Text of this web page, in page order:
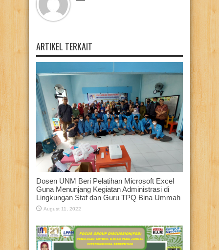
ARTIKEL TERKAIT
Dosen UNM Beri Pelatihan Microsoft Excel
Guna Menunjang Kegiatan Administrasi di
Lingkungan Staf dan Guru TPQ Bina Ummah
August 11, 2022